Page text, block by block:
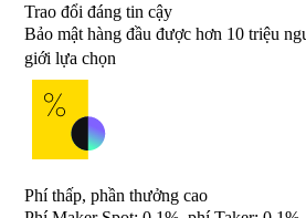
Trao đổi đáng tin cậy
Bảo mật hàng đầu được hơn 10 triệu
giới lựa chọn
Phí thấp, phần thưởng cao